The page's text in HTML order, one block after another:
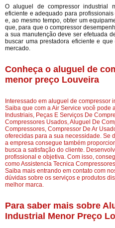
O aluguel de compressor industrial
eficiente e adequado para
e, ao mesmo tempo, obter um
que, para que o compressor
a sua manutenção deve ser efetuada
buscar uma prestadora eficiente e
mercado.
Conheça o aluguel de
menor preço Louveira
Interessado em aluguel de compressor
Saiba que com a Air Service você pode
Industriais, Peças E Serviços De
Compressores Usados, Aluguel De
Compressores, Compressor De Ar
oferecidas para a sua necessidade. Se
a empresa consegue também
busca a satisfação do cliente.
profissional e objetiva. Com isso,
como Assistencia Tecnica
Saiba mais entrando em contato com
dúvidas sobre os serviços e produtos
melhor marca.
Para saber mais sobre
Industrial Menor Preço